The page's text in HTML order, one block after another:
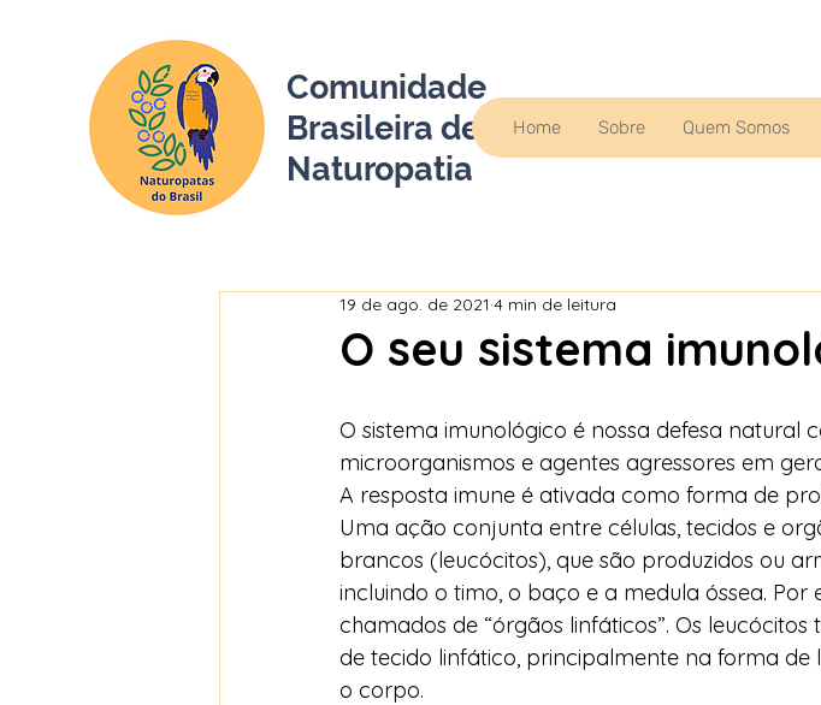
Comunidade
Brasileira de
Naturopatia
Home Sobre Quem Somos
O seu sistema
19 de ago. de 2021 4 min de leitura
O sistema imunológico é nossa defesa natural
microorganismos e agentes agressores em
A resposta imune é ativada como forma de
Uma ação conjunta entre células, tecidos e
brancos (leucócitos), que são produzidos ou
incluindo o timo, o baço e a medula óssea. Por
chamados de “órgãos linfáticos”. Os
de tecido linfático, principalmente na forma
o corpo.